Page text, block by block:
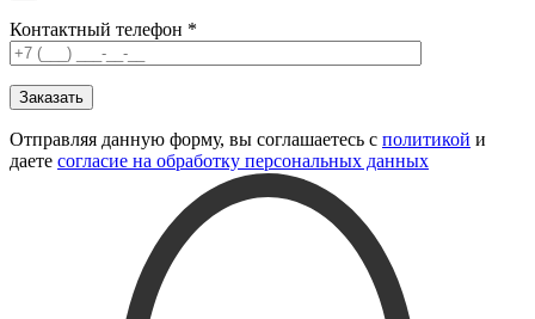
Контактный телефон *
Отправляя данную форму, вы соглашаетесь с политикой и
даете согласие на обработку персональных данных